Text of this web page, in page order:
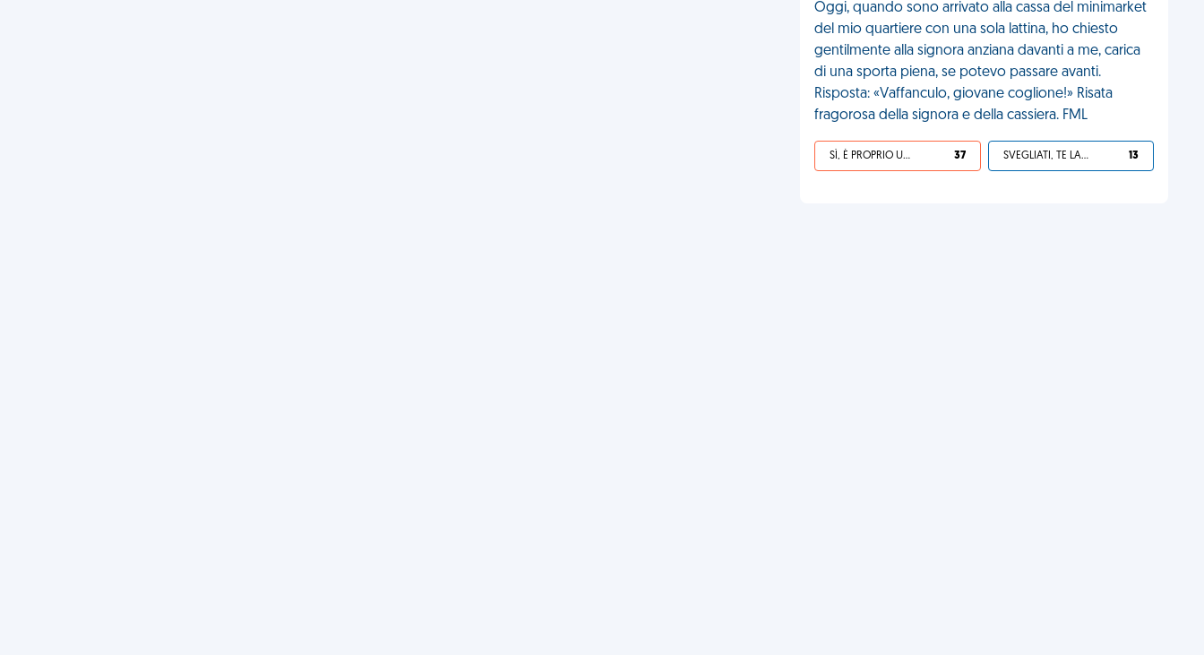
Oggi, quando sono arrivato alla cassa del minimarket
del mio quartiere con una sola lattina, ho chiesto
gentilmente alla signora anziana davanti a me, carica
di una sporta piena, se potevo passare avanti.
Risposta: «Vaffanculo, giovane coglione!» Risata
fragorosa della signora e della cassiera. FML
SÌ, È PROPRIO UNA VDM! 37 SVEGLIATI, TE LA SEI CERCATA! 13